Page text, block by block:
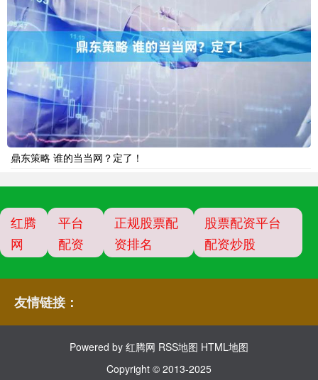
鼎东策略 谁的当当网？定了！
红腾
网
平台
配资
正规股票配
资排名
股票配资平台
配资炒股
友情链接：
Powered by 红腾网 RSS地图 HTML地图
Copyright © 2013-2025